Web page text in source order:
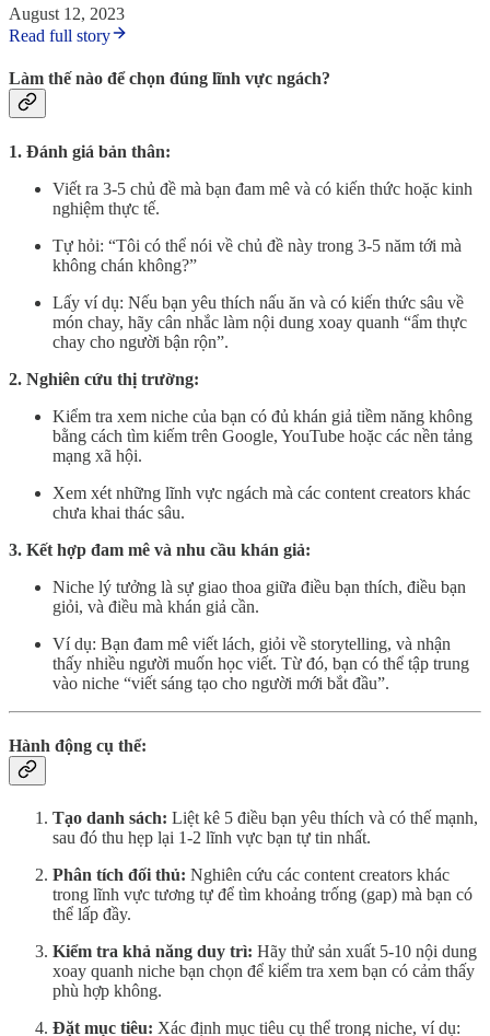
August 12, 2023
Read full story
Làm thế nào để chọn đúng lĩnh vực ngách?
1. Đánh giá bản thân:
Viết ra 3-5 chủ đề mà bạn đam mê và có kiến thức hoặc kinh
nghiệm thực tế.
Tự hỏi: “Tôi có thể nói về chủ đề này trong 3-5 năm tới mà
không chán không?”
Lấy ví dụ: Nếu bạn yêu thích nấu ăn và có kiến thức sâu về
món chay, hãy cân nhắc làm nội dung xoay quanh “ẩm thực
chay cho người bận rộn”.
2. Nghiên cứu thị trường:
Kiểm tra xem niche của bạn có đủ khán giả tiềm năng không
bằng cách tìm kiếm trên Google, YouTube hoặc các nền tảng
mạng xã hội.
Xem xét những lĩnh vực ngách mà các content creators khác
chưa khai thác sâu.
3. Kết hợp đam mê và nhu cầu khán giả:
Niche lý tưởng là sự giao thoa giữa điều bạn thích, điều bạn
giỏi, và điều mà khán giả cần.
Ví dụ: Bạn đam mê viết lách, giỏi về storytelling, và nhận
thấy nhiều người muốn học viết. Từ đó, bạn có thể tập trung
vào niche “viết sáng tạo cho người mới bắt đầu”.
Hành động cụ thể:
Tạo danh sách: Liệt kê 5 điều bạn yêu thích và có thế mạnh,
sau đó thu hẹp lại 1-2 lĩnh vực bạn tự tin nhất.
Phân tích đối thủ: Nghiên cứu các content creators khác
trong lĩnh vực tương tự để tìm khoảng trống (gap) mà bạn có
thể lấp đầy.
Kiểm tra khả năng duy trì: Hãy thử sản xuất 5-10 nội dung
xoay quanh niche bạn chọn để kiểm tra xem bạn có cảm thấy
phù hợp không.
Đặt mục tiêu: Xác định mục tiêu cụ thể trong niche, ví dụ: